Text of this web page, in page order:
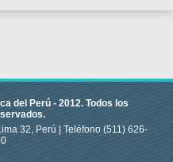
del Perú -2012.Todos los
32, Perú |Teléfono(511) 626-